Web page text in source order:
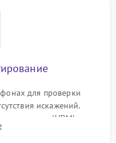
для проверки
искажений.
портов (HDMI,
под нагрузкой в